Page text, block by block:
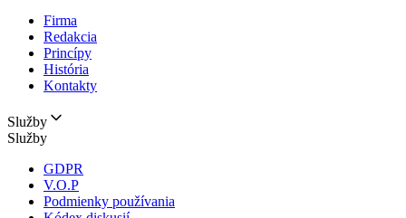
Firma
Redakcia
Princípy
História
Kontakty
Služby
Služby
GDPR
V.O.P
Podmienky používania